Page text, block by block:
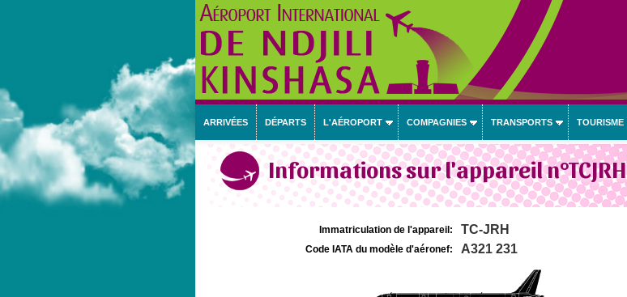
ARRIVÉES DÉPARTS L'AÉROPORT COMPAGNIES TRANSPORTS TOURISME
Informations sur l'appareil n°TCJRH
Immatriculation de l'appareil: TC-JRH
Code IATA du modèle d'aéronef: A321 231